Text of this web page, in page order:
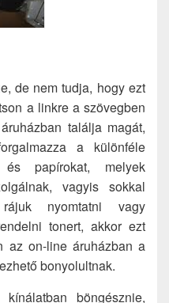
de nem tudja, hogy ezt
a linkre a szövegben
találja magát,
a különféle
és papírokat, melyek
vagyis sokkal
nyomtatni vagy
tonert, akkor ezt
az on-line áruházban a
bonyolultnak.
böngésznie,